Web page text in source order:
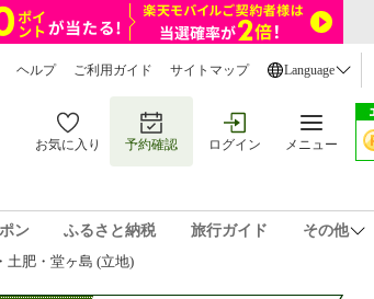
ヘルプ ご利用ガイド サイトマップ Language
お気に入り 予約確認 ログイン メニュー
ン ふるさと納税 旅行ガイド
その他
土肥・堂ヶ島 (立地)